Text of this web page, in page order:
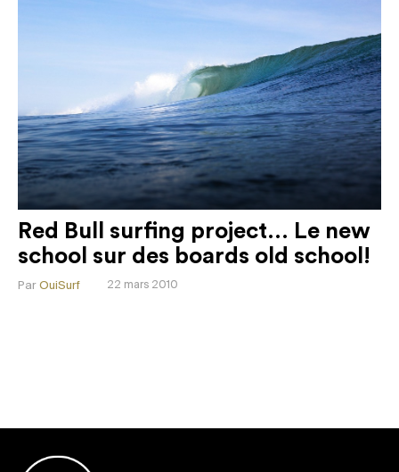
Red Bull surfing project… Le new
school sur des boards old school!
22 mars 2010
Par OuiSurf